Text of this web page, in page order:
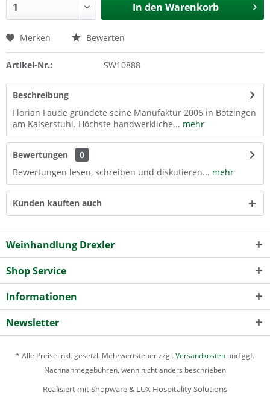
In den Warenkorb
Merken Bewerten
Artikel-Nr.: SW10888
Beschreibung
Florian Faude gründete seine Manufaktur 2006 in Bötzingen
am Kaiserstuhl. Höchste handwerkliche... mehr
Bewertungen
0
Bewertungen lesen, schreiben und diskutieren... mehr
Kunden kauften auch
Weinhandlung Drexler
Shop Service
Informationen
Newsletter
* Alle Preise inkl. gesetzl. Mehrwertsteuer zzgl.Versandkosten und ggf.
Nachnahmegebühren, wenn nicht anders beschrieben
Realisiert mit Shopware & LUX Hospitality Solutions